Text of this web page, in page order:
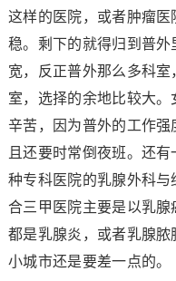
这样的医院，或者肿瘤
稳。剩下的就得归到普
宽，反正普外那么多科
室，选择的余地比较大
辛苦，因为普外的工作
且还要时常倒夜班。还
种专科医院的乳腺外科
合三甲医院主要是以乳
都是乳腺炎，或者乳腺
小城市还是要差一点的。